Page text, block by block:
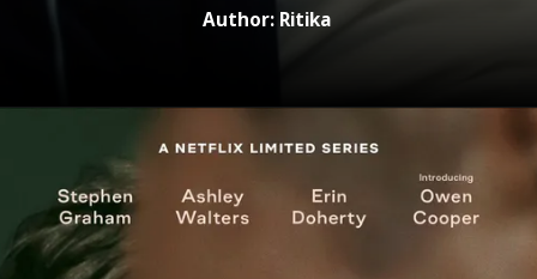
Author: Ritika